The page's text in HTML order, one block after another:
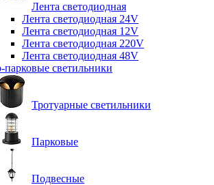
Лента светодиодная
Лента светодиодная 24V
Лента светодиодная 12V
Лента светодиодная 220V
Лента светодиодная 48V
парковые светильники
Тротуарные светильники
Парковые
Подвесные